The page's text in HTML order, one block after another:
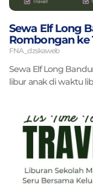
Sewa Elf Long
Rombongan ke
FNA_dzskaweb
Sewa Elf Long
libur anak di waktu